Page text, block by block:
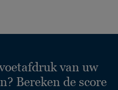
van uw
Bereken de score